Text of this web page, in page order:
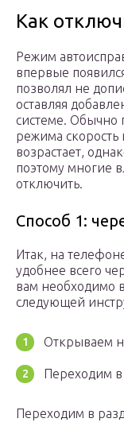
Как
Режим
впервые
позволял не
оставляя
системе. Обычно
режима скорость
возрастает,
поэтому многие
отключить.
Способ 1:
Итак, на
удобнее всего
вам необходимо
следующей
Открываем
Переходим в
Переходим в